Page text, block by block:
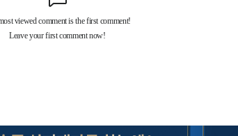
시 혼조 마감 다